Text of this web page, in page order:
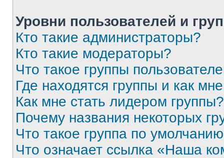
Уровни пользователей и
Кто такие администраторы?
Кто такие модераторы?
Что такое группы
Где находятся группы и как
Как мне стать лидером группы?
Почему названия некоторых
Что такое группа по
Что означает ссылка «Наша